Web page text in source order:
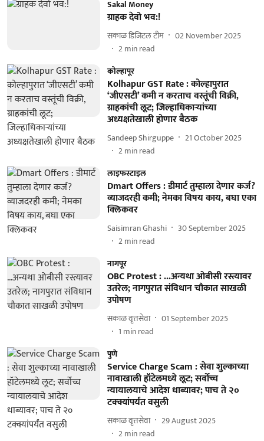
Sakal Money
ग्राहक देवो भव:!
सकाळ डिजिटल टीम
02 November 2025
2min read
कोल्हापूर
Kolhapur GST Rate : कोल्हापुरात
‘जीएसटी’ कमी न करताच वस्तूंची विक्री,
ग्राहकांची लूट; जिल्हाधिकाऱ्यांच्या
अध्यक्षतेखाली होणार बैठक
Sandeep Shirguppe
21 October 2025
2min read
लाइफस्टाइल
Dmart Offers : डीमार्ट तुम्हाला देणार कर्ज?
व्याजदरही कमी; नेमका विषय काय, बघा एका
क्लिकवर
Saisimran Ghashi
30 September 2025
2min read
नागपूर
OBC Protest : ...अन्यथा ओबीसी रस्त्यावर
उतरेल; नागपुरात संविधान चौकात साखळी
उपोषण
सकाळ वृत्तसेवा
01 September 2025
1 min read
पुणे
Service Charge Scam : सेवा शुल्काच्या
नावाखाली हॉटेलमध्ये लूट; सर्वोच्च
न्यायालयाचे आदेश धाब्यावर; पाच ते २०
टक्क्यांपर्यंत वसुली
सकाळ वृत्तसेवा
29 August 2025
2min read